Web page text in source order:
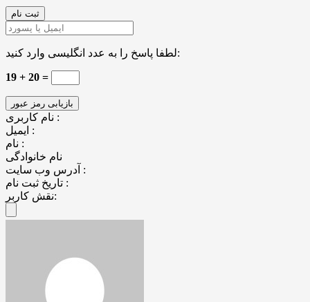
لطفا پاسخ را به عدد انگلیسی وارد کنید:
19 + 20 =
نام کاربری :
ایمیل :
نام :
نام خانوادگی
آدرس وب سایت :
تاریخ ثبت نام :
نقش کاربر: